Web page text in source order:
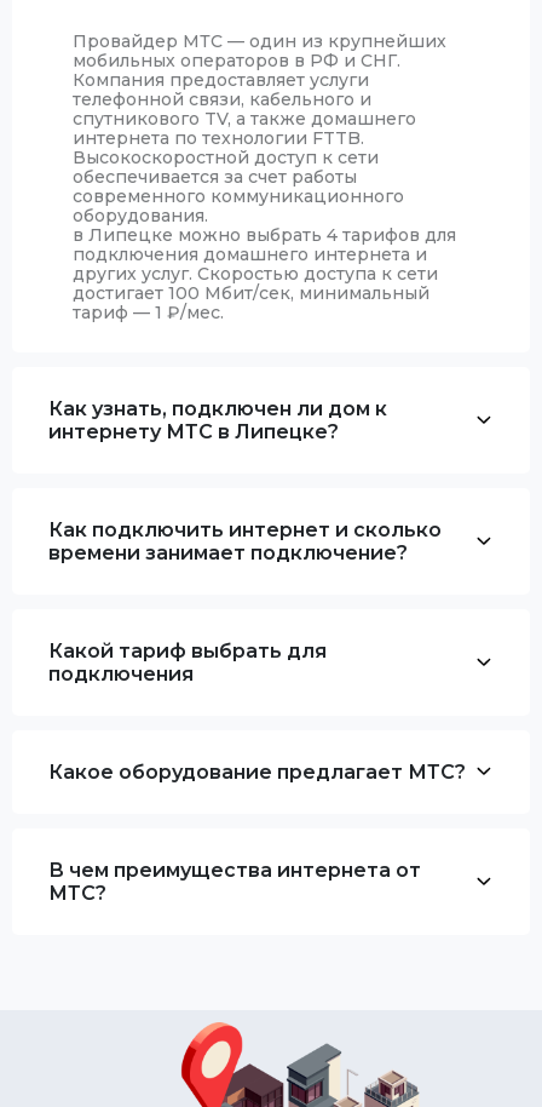
Провайдер МТС — один из крупнейших
мобильных операторов в РФ и СНГ.
Компания предоставляет услуги
телефонной связи, кабельного и
спутникового TV, а также домашнего
интернета по технологии FTTB.
Высокоскоростной доступ к сети
обеспечивается за счет работы
современного коммуникационного
оборудования.
в Липецке можно выбрать 4 тарифов для
подключения домашнего интернета и
других услуг. Скоростью доступа к сети
достигает 100 Мбит/сек, минимальный
тариф — 1 ₽/мес.
Как узнать, подключен ли дом к
интернету МТС в Липецке?
Как подключить интернет и сколько
времени занимает подключение?
Какой тариф выбрать для
подключения
Какое оборудование предлагает МТС?
В чем преимущества интернета от
МТС?